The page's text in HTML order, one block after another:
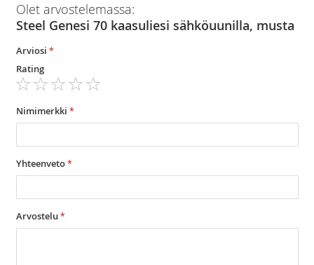
Olet arvostelemassa:
Steel Genesi 70 kaasuliesi sähköuunilla, musta
Arviosi
Rating
star
stars
stars
stars
stars
Nimimerkki
Yhteenveto
Arvostelu